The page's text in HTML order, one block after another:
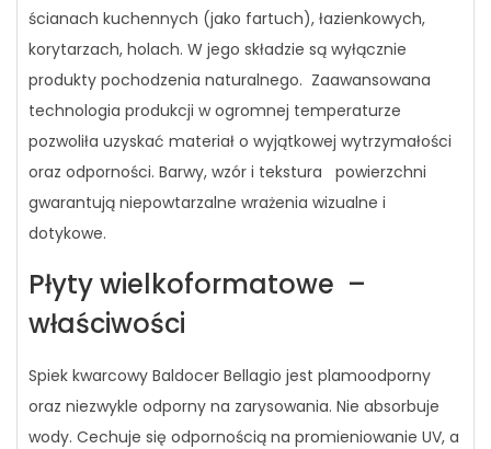
ścianach kuchennych (jako fartuch), łazienkowych,
korytarzach, holach. W jego składzie są wyłącznie
produkty pochodzenia naturalnego. Zaawansowana
technologia produkcji w ogromnej temperaturze
pozwoliła uzyskać materiał o wyjątkowej wytrzymałości
oraz odporności. Barwy, wzór i tekstura powierzchni
gwarantują niepowtarzalne wrażenia wizualne i
dotykowe.
Płyty wielkoformatowe –
właściwości
Spiek kwarcowy Baldocer Bellagio jest plamoodporny
oraz niezwykle odporny na zarysowania. Nie absorbuje
wody. Cechuje się odpornością na promieniowanie UV, a